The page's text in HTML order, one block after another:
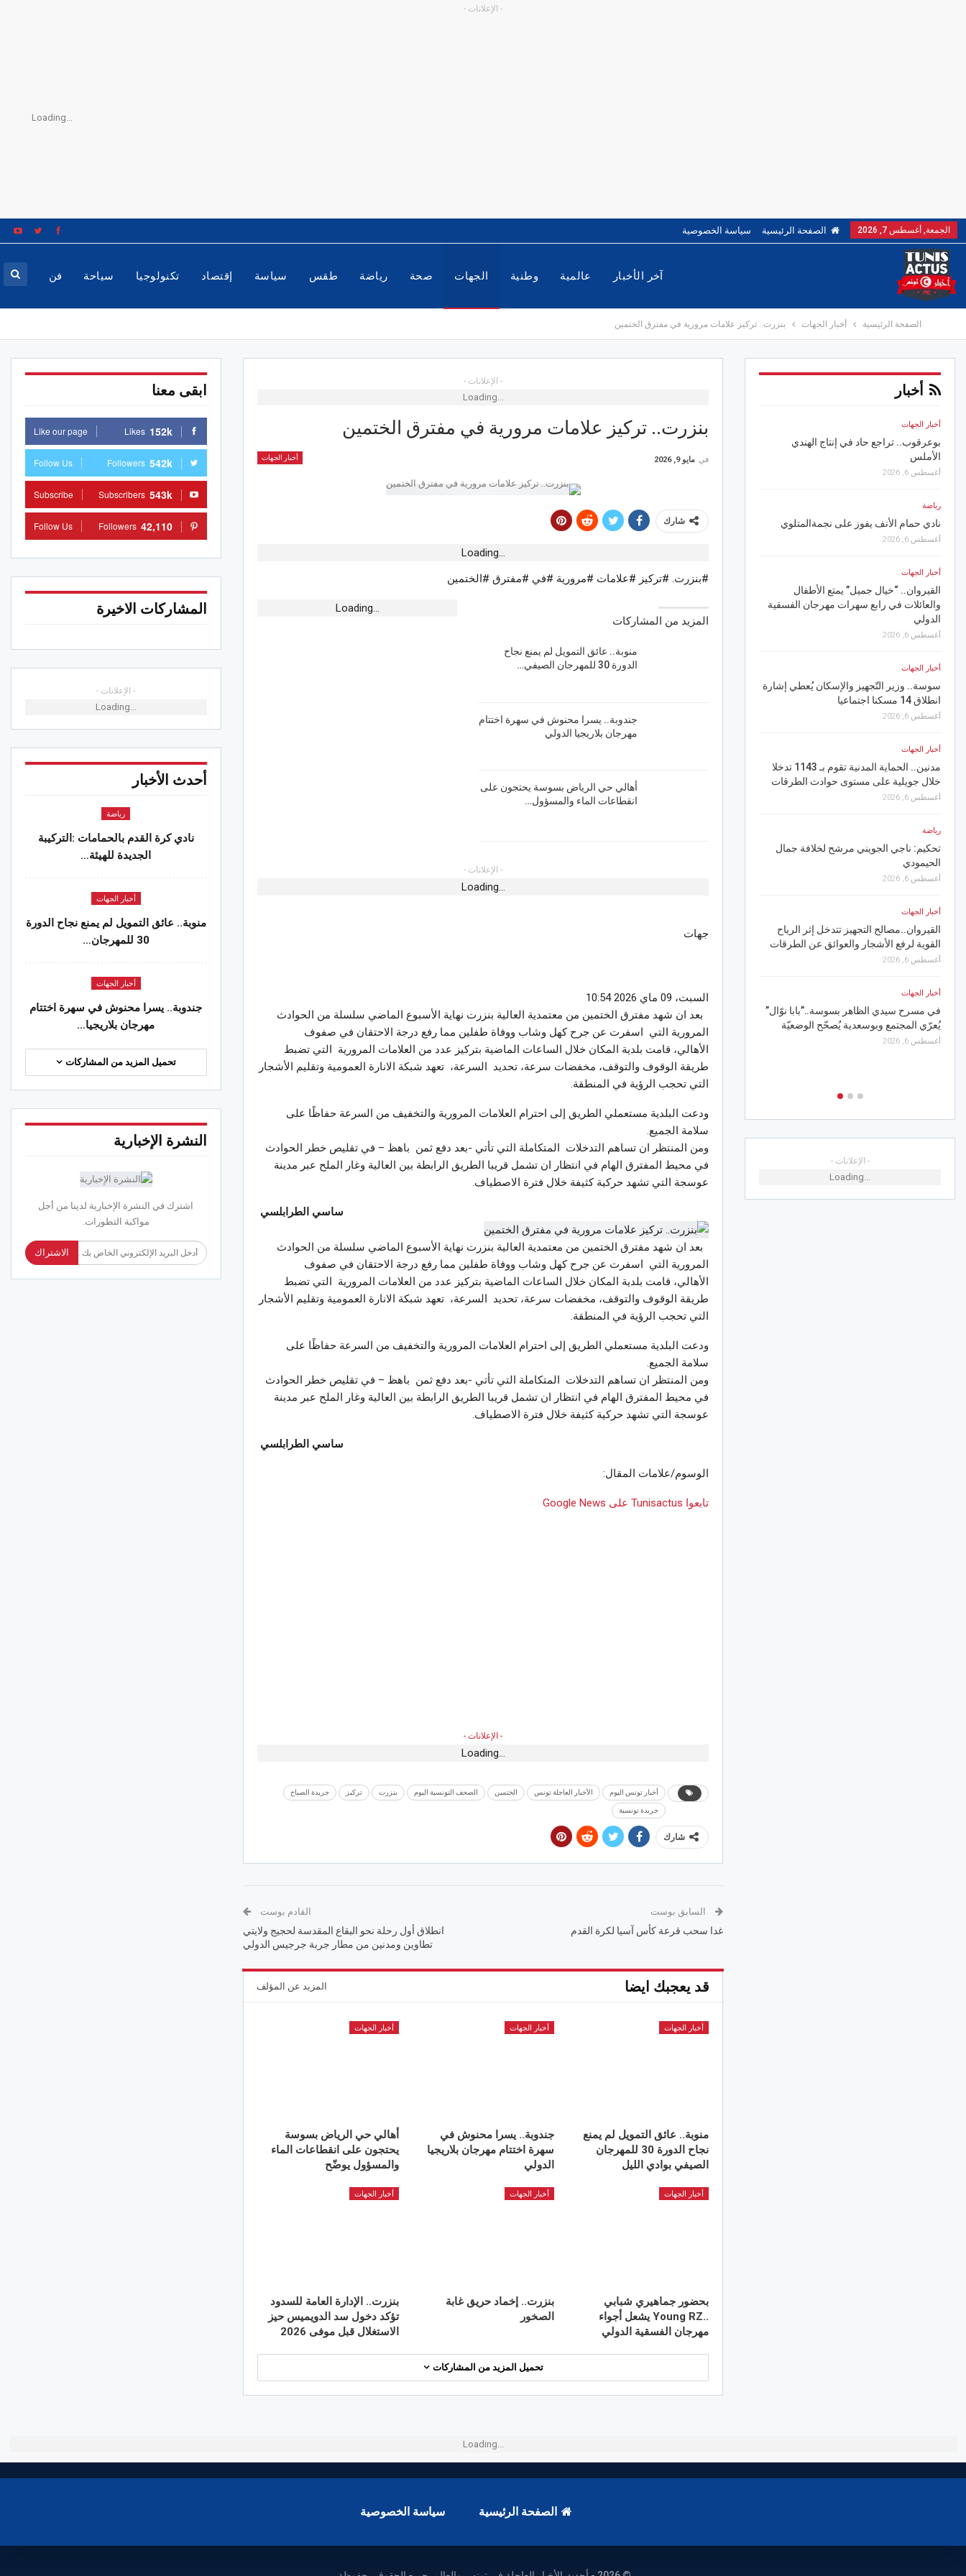
- الإعلانات -
Loading...
الجمعة, أغسطس 7, 2026 الصفحة الرئيسية سياسة الخصوصية
آخر الأخبار عالمية وطنية الجهات صحة رياضة طقس سياسة إقتصاد تكنولوجيا سياحة فن
الصفحة الرئيسية أخبار الجهات بنزرت.. تركيز علامات مرورية في مفترق الختمين
- الإعلانات -
Loading...
بنزرت.. تركيز علامات مرورية في مفترق الختمين
أخبار الجهات في مايو 9, 2026
شارك
Loading...
#بنزرت. #تركيز #علامات #مرورية #في #مفترق #الختمين
المزيد من المشاركات
منوبة.. عائق التمويل لم يمنع نجاح
الدورة 30 للمهرجان الصيفي…
جندوبة.. يسرا محنوش في سهرة اختتام
مهرجان بلاريجيا الدولي
أهالي حي الرياض بسوسة يحتجون على
انقطاعات الماء والمسؤول…
Loading...
- الإعلانات -
Loading...
جهات
السبت، 09 ماي 2026 10:54
بعد ان شهد مفترق الختمين من معتمدية العالية بنزرت نهاية الأسبوع الماضي سلسلة من الحوادث
المرورية التي اسفرت عن جرح كهل وشاب ووفاة طفلين مما رفع درجة الاحتقان في صفوف
الأهالي، قامت بلدية المكان خلال الساعات الماضية بتركيز عدد من العلامات المرورية التي تضبط
طريقة الوقوف والتوقف، مخفضات سرعة، تحديد السرعة، تعهد شبكة الانارة العمومية وتقليم الأشجار
التي تحجب الرؤية في المنطقة.
ودعت البلدية مستعملي الطريق إلى احترام العلامات المرورية والتخفيف من السرعة حفاظًا على
سلامة الجميع.
ومن المنتظر ان تساهم التدخلات المتكاملة التي تأتي -بعد دفع ثمن باهظ – في تقليص خطر الحوادث
في محيط المفترق الهام في انتظار ان تشمل قريبا الطريق الرابطة بين العالية وغار الملح عبر مدينة
عوسجة التي تشهد حركية كثيفة خلال فترة الاصطياف.
ساسي الطرابلسي
بعد ان شهد مفترق الختمين من معتمدية العالية بنزرت نهاية الأسبوع الماضي سلسلة من الحوادث
المرورية التي اسفرت عن جرح كهل وشاب ووفاة طفلين مما رفع درجة الاحتقان في صفوف
الأهالي، قامت بلدية المكان خلال الساعات الماضية بتركيز عدد من العلامات المرورية التي تضبط
طريقة الوقوف والتوقف، مخفضات سرعة، تحديد السرعة، تعهد شبكة الانارة العمومية وتقليم الأشجار
التي تحجب الرؤية في المنطقة.
ودعت البلدية مستعملي الطريق إلى احترام العلامات المرورية والتخفيف من السرعة حفاظًا على
سلامة الجميع.
ومن المنتظر ان تساهم التدخلات المتكاملة التي تأتي -بعد دفع ثمن باهظ – في تقليص خطر الحوادث
في محيط المفترق الهام في انتظار ان تشمل قريبا الطريق الرابطة بين العالية وغار الملح عبر مدينة
عوسجة التي تشهد حركية كثيفة خلال فترة الاصطياف.
ساسي الطرابلسي
الوسوم/علامات المقال:
تابعوا Tunisactus على Google News
- الإعلانات -
Loading...
أخبار تونس اليوم الأخبار العاجلة تونس الختمين الصحف التونسية اليوم بنزرت تركيز جريدة الصباح
جريدة تونسية
شارك
السابق بوست
غدا سحب قرعة كأس آسيا لكرة القدم
القادم بوست
انطلاق أول رحلة نحو البقاع المقدسة لحجيج ولايتي
تطاوين ومدنين من مطار جربة جرجيس الدولي
قد يعجبك ايضا المزيد عن المؤلف
أخبار الجهات
منوبة.. عائق التمويل لم يمنع
نجاح الدورة 30 للمهرجان
الصيفي بوادي الليل
أخبار الجهات
جندوبة.. يسرا محنوش في
سهرة اختتام مهرجان بلاريجيا
الدولي
أخبار الجهات
أهالي حي الرياض بسوسة
يحتجون على انقطاعات الماء
والمسؤول يوضّح
أخبار الجهات
بحضور جماهيري شبابي
..Young RZ يشعل أجواء
مهرجان الفسقية الدولي
أخبار الجهات
بنزرت.. إخماد حريق غابة
الصخور
أخبار الجهات
بنزرت.. الإدارة العامة للسدود
تؤكد دخول سد الدويميس حيز
الاستغلال قبل موفى 2026
تحميل المزيد من المشاركات
ابقى معنا
152k
Likes
Like our page
542k
Followers
Follow Us
543k
Subscribers
Subscribe
42,110
Followers
Follow Us
المشاركات الاخيرة
- الإعلانات -
Loading...
أحدث الأخبار
رياضة
نادي كرة القدم بالحمامات :التركيبة
الجديدة للهيئة…
أخبار الجهات
منوبة.. عائق التمويل لم يمنع نجاح الدورة
30 للمهرجان…
أخبار الجهات
جندوبة.. يسرا محنوش في سهرة اختتام
مهرجان بلاريجيا…
تحميل المزيد من المشاركات
النشرة الإخبارية
اشترك في النشرة الإخبارية لدينا من أجل
مواكبة التطورات.
الاشتراك
أخبار
أخبار الجهات
بوعرقوب.. تراجع حاد في إنتاج الهندي
الأملس
أغسطس 6, 2026
رياضة
نادي حمام الأنف يفوز على نجمةالمتلوي
أغسطس 6, 2026
أخبار الجهات
القيروان.. “خيال جميل” يمتع الأطفال
والعائلات في رابع سهرات مهرجان الفسقية
الدولي
أغسطس 6, 2026
أخبار الجهات
سوسة.. وزير التّجهيز والإسكان يُعطي إشارة
انطلاق 14 مسكنا اجتماعيا
أغسطس 6, 2026
أخبار الجهات
مدنين.. الحماية المدنية تقوم بـ 1143 تدخلا
خلال جويلية على مستوى حوادث الطرقات
أغسطس 6, 2026
رياضة
تحكيم: ناجي الجويني مرشح لخلافة جمال
الحيمودي
أغسطس 6, 2026
أخبار الجهات
القيروان..مصالح التجهيز تتدخل إثر الرياح
القوية لرفع الأشجار والعوائق عن الطرقات
أغسطس 6, 2026
أخبار الجهات
في مسرح سيدي الظاهر بسوسة..”بابا نوّال”
يُعرّي المجتمع وبوسعدية يُصحّح الوضعيّة
أغسطس 6, 2026
نادي كرة القدم بالحمامات :التركيبة الجديدة
للهيئة المديرة
منوبة.. عائق التمويل لم يمنع نجاح الدورة 30
جندوبة.. يسرا محنوش في سهرة اختتام
مهرجان بلاريجيا الدولي
مواجهات الأندية التونسية
- الإعلانات -
Loading...
Loading...
الصفحة الرئيسية سياسة الخصوصية